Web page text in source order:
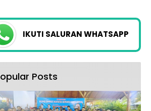
IKUTI SALURAN WHATSAPP
Posts